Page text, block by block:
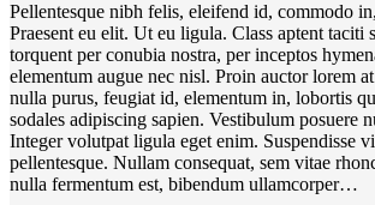
Pellentesque nibh felis, eleifend id, commodo
Praesent eu elit. Ut eu ligula. Class aptent taciti
torquent per conubia nostra, per inceptos
elementum augue nec nisl. Proin auctor lorem
nulla purus, feugiat id, elementum in, lobortis
sodales adipiscing sapien. Vestibulum posuere
Integer volutpat ligula eget enim. Suspendisse
pellentesque. Nullam consequat, sem vitae
nulla fermentum est, bibendum ullamcorper…